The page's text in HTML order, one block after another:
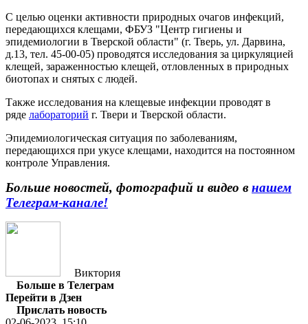
С целью оценки активности природных очагов инфекций,
передающихся клещами, ФБУЗ "Центр гигиены и
эпидемиологии в Тверской области" (г. Тверь, ул. Дарвина,
д.13, тел. 45-00-05) проводятся исследования за циркуляцией
клещей, зараженностью клещей, отловленных в природных
биотопах и снятых с людей.
Также исследования на клещевые инфекции проводят в
ряде лабораторий г. Твери и Тверской области.
Эпидемиологическая ситуация по заболеваниям,
передающихся при укусе клещами, находится на постоянном
контроле Управления.
Больше новостей, фотографий и видео в нашем
Телеграм-канале!
Виктория
Больше в Телеграм
Перейти в Дзен
Прислать новость